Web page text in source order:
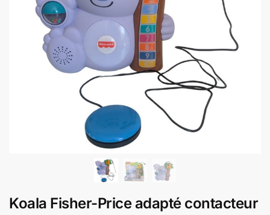
Koala Fisher-Price adapté contacteur